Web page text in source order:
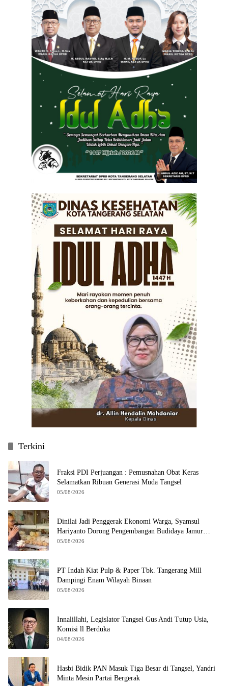
Terkini
Fraksi PDI Perjuangan : Pemusnahan Obat Keras
Selamatkan Ribuan Generasi Muda Tangsel
05/08/2026
Dinilai Jadi Penggerak Ekonomi Warga, Syamsul
Hariyanto Dorong Pengembangan Budidaya Jamur
Crispy di Serpong
05/08/2026
PT Indah Kiat Pulp & Paper Tbk. Tangerang Mill
Dampingi Enam Wilayah Binaan
05/08/2026
Innalillahi, Legislator Tangsel Gus Andi Tutup Usia,
Komisi ll Berduka
04/08/2026
Hasbi Bidik PAN Masuk Tiga Besar di Tangsel, Yandri
Minta Mesin Partai Bergerak